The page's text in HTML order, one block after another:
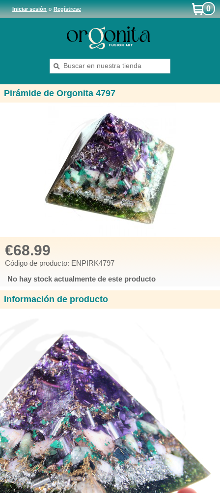
Iniciar sesiónoRegístrese 0
Pirámide de Orgonita 4797
€68.99
Código de producto: ENPIRK4797
No hay stock actualmente de este producto
Información de producto